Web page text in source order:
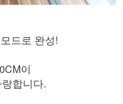
드로 완성!
이
합니다.